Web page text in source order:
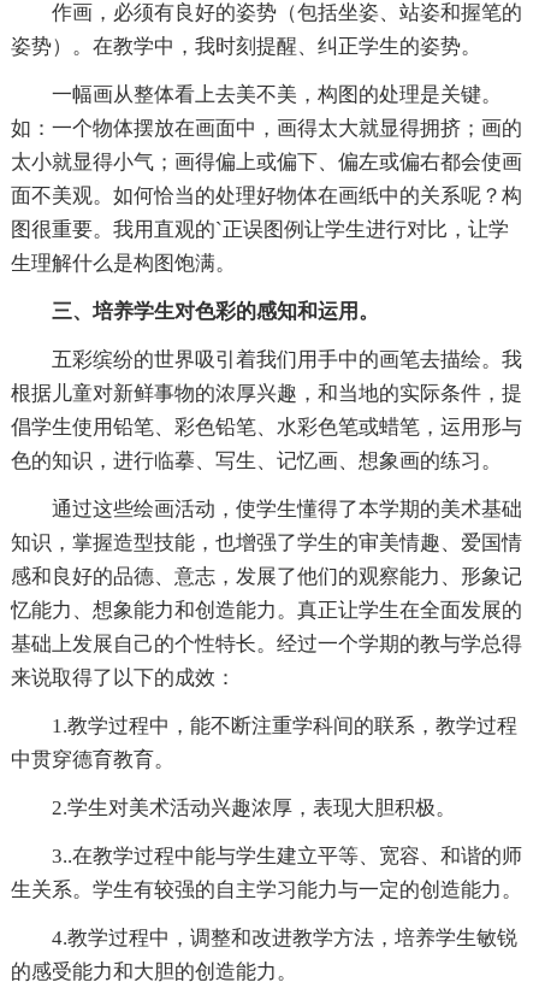
作画，必须有良好的姿势（包括坐姿、站姿和握笔的
姿势）。在教学中，我时刻提醒、纠正学生的姿势。
一幅画从整体看上去美不美，构图的处理是关键。
如：一个物体摆放在画面中，画得太大就显得拥挤；画的
太小就显得小气；画得偏上或偏下、偏左或偏右都会使画
面不美观。如何恰当的处理好物体在画纸中的关系呢？构
图很重要。我用直观的`正误图例让学生进行对比，让学
生理解什么是构图饱满。
三、培养学生对色彩的感知和运用。
五彩缤纷的世界吸引着我们用手中的画笔去描绘。我
根据儿童对新鲜事物的浓厚兴趣，和当地的实际条件，提
倡学生使用铅笔、彩色铅笔、水彩色笔或蜡笔，运用形与
色的知识，进行临摹、写生、记忆画、想象画的练习。
通过这些绘画活动，使学生懂得了本学期的美术基础
知识，掌握造型技能，也增强了学生的审美情趣、爱国情
感和良好的品德、意志，发展了他们的观察能力、形象记
忆能力、想象能力和创造能力。真正让学生在全面发展的
基础上发展自己的个性特长。经过一个学期的教与学总得
来说取得了以下的成效：
1.教学过程中，能不断注重学科间的联系，教学过程
中贯穿德育教育。
2.学生对美术活动兴趣浓厚，表现大胆积极。
3..在教学过程中能与学生建立平等、宽容、和谐的师
生关系。学生有较强的自主学习能力与一定的创造能力。
4.教学过程中，调整和改进教学方法，培养学生敏锐
的感受能力和大胆的创造能力。